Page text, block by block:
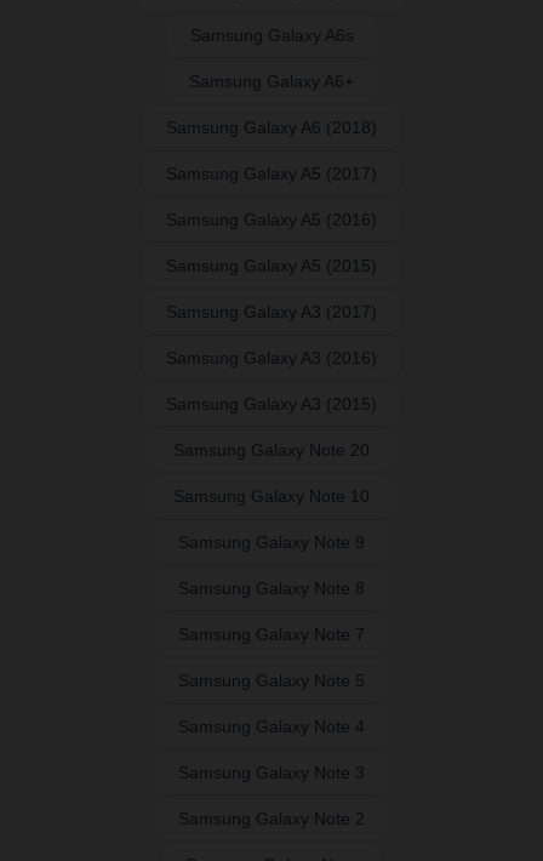
Samsung Galaxy A6s
Samsung Galaxy A6+
Samsung Galaxy A6 (2018)
Samsung Galaxy A5 (2017)
Samsung Galaxy A5 (2016)
Samsung Galaxy A5 (2015)
Samsung Galaxy A3 (2017)
Samsung Galaxy A3 (2016)
Samsung Galaxy A3 (2015)
Samsung Galaxy Note 20
Samsung Galaxy Note 10
Samsung Galaxy Note 9
Samsung Galaxy Note 8
Samsung Galaxy Note 7
Samsung Galaxy Note 5
Samsung Galaxy Note 4
Samsung Galaxy Note 3
Samsung Galaxy Note 2